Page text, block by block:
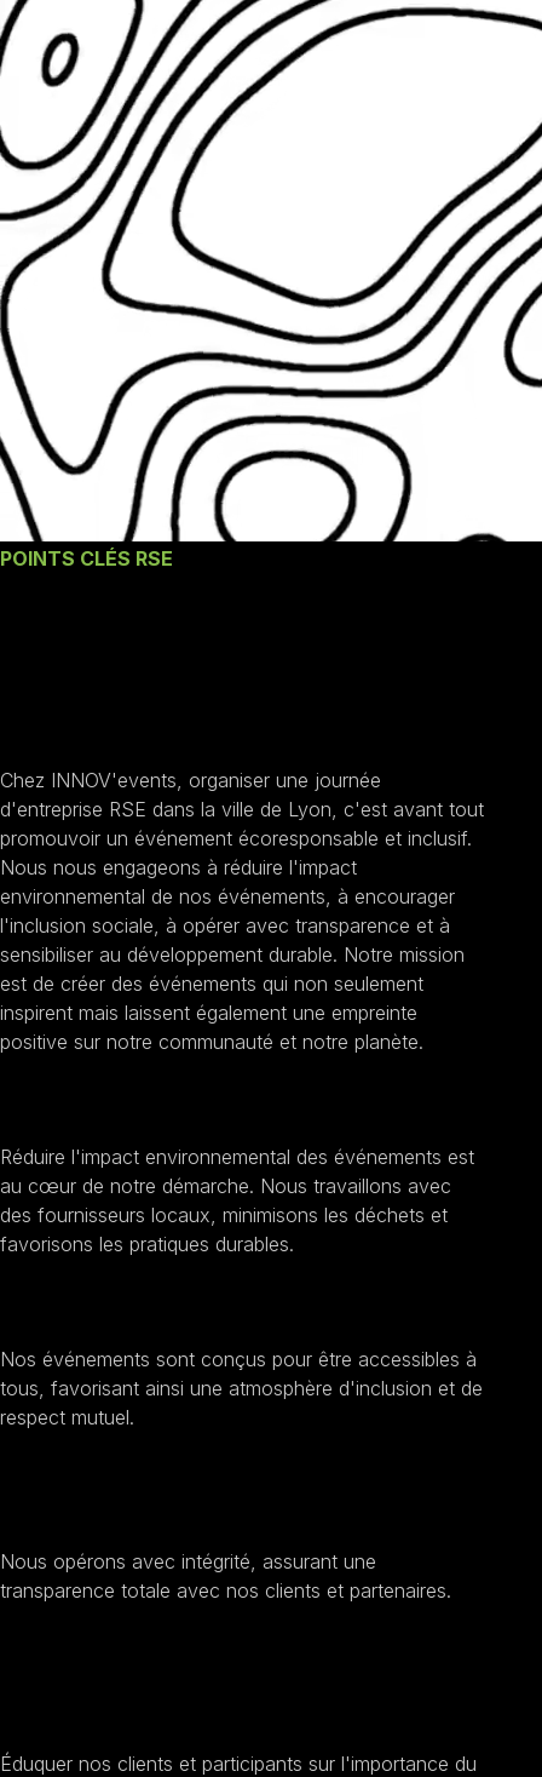
POINTS CLÉS RSE
Chez INNOV'events, organiser une journée
d'entreprise RSE dans la ville de Lyon, c'est avant tout
promouvoir un événement écoresponsable et inclusif.
Nous nous engageons à réduire l'impact
environnemental de nos événements, à encourager
l'inclusion sociale, à opérer avec transparence et à
sensibiliser au développement durable. Notre mission
est de créer des événements qui non seulement
inspirent mais laissent également une empreinte
positive sur notre communauté et notre planète.
Réduire l'impact environnemental des événements est
au cœur de notre démarche. Nous travaillons avec
des fournisseurs locaux, minimisons les déchets et
favorisons les pratiques durables.
Nos événements sont conçus pour être accessibles à
tous, favorisant ainsi une atmosphère d'inclusion et de
respect mutuel.
Nous opérons avec intégrité, assurant une
transparence totale avec nos clients et partenaires.
Éduquer nos clients et participants sur l'importance du